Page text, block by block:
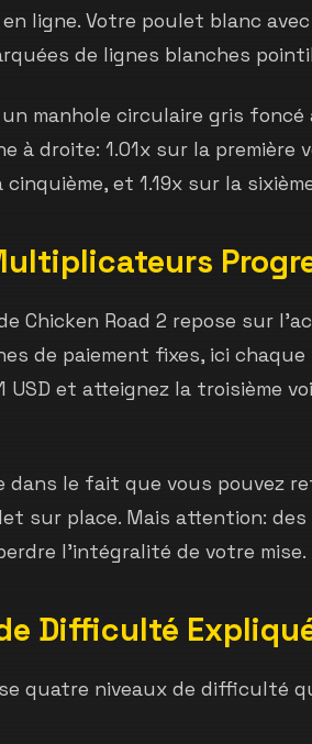
ligne. Votre poulet blanc
de lignes blanches
manhole circulaire gris
à droite: 1.01x sur la première
cinquième, et 1.19x sur la
Chicken Road 2 repose sur
de paiement fixes, ici
USD et atteignez la troisième
dans le fait que vous pouvez
sur place. Mais attention:
l'intégralité de votre mise.
Difficulté
quatre niveaux de difficulté